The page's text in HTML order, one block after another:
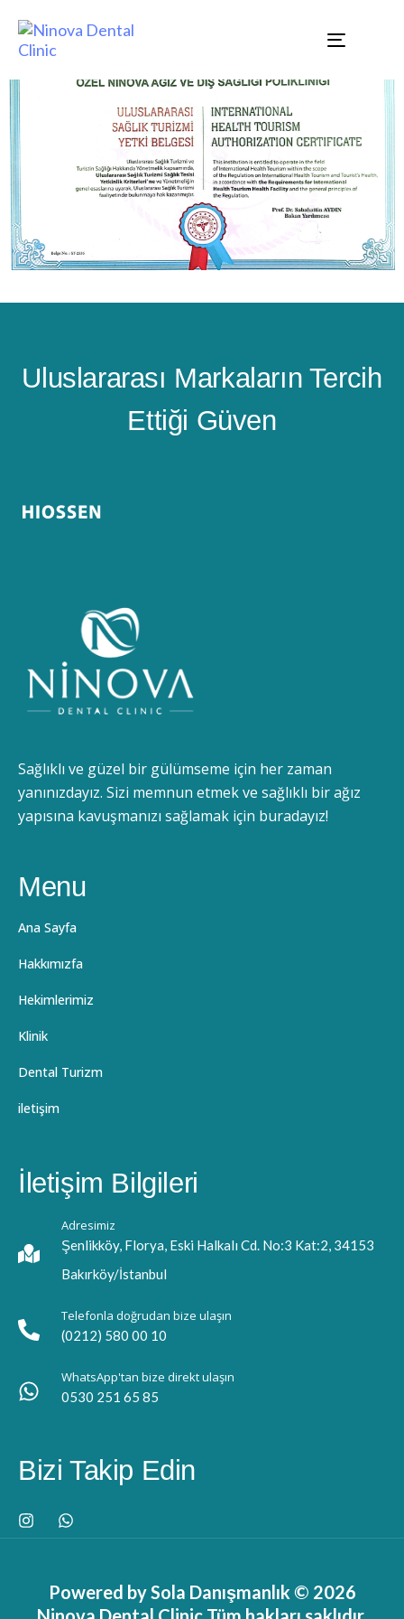
TOGGLE
Uluslararası Markaların Tercih
Ettiği Güven
Sağlıklı ve güzel bir gülümseme için her zaman
yanınızdayız. Sizi memnun etmek ve sağlıklı bir ağız
yapısına kavuşmanızı sağlamak için buradayız!
Menu
Ana Sayfa
Hakkımızfa
Hekimlerimiz
Klinik
Dental Turizm
iletişim
İletişim Bilgileri
Adresimiz
Şenlikköy, Florya, Eski Halkalı Cd. No:3 Kat:2, 34153
Bakırköy/İstanbul
Telefonla doğrudan bize ulaşın
(0212) 580 00 10
WhatsApp'tan bize direkt ulaşın
0530 251 65 85
Bizi Takip Edin
Powered by Sola Danışmanlık © 2026